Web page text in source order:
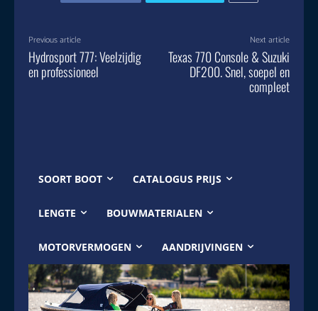
Previous article
Hydrosport 777: Veelzijdig
en professioneel
Next article
Texas 770 Console & Suzuki
DF200. Snel, soepel en
compleet
SOORT BOOT CATALOGUS PRIJS
LENGTE BOUWMATERIALEN
MOTORVERMOGEN AANDRIJVINGEN